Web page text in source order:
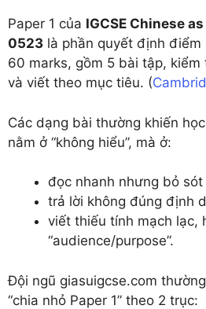
Paper 1 của IGCSE Chinese
0523 là phần quyết định điểm
60 marks, gồm 5 bài tập,
và viết theo mục tiêu. (
Các dạng bài thường khiến
nằm ở “không hiểu”, mà ở:
đọc nhanh nhưng bỏ
trả lời không đúng định
viết thiếu tính mạch lạc,
“audience/purpose”.
Đội ngũ giasuigcse.com
“chia nhỏ Paper 1” theo 2 trục: